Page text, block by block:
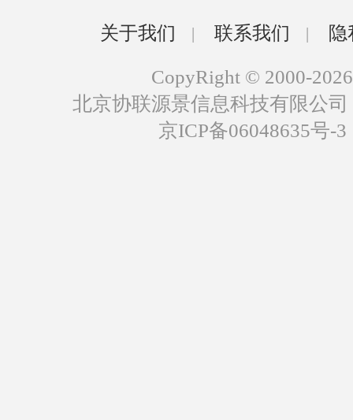
关于我们 | 联系我们 |
CopyRight © 2000-2026
北京协联源景信息科技有限公
京ICP备06048635号-3